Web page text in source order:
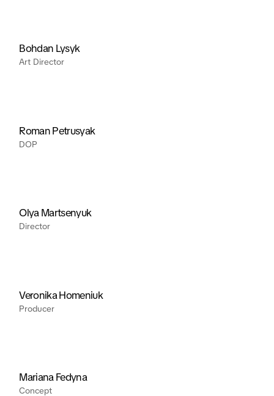
Bohdan Lysyk
Art Director
Roman Petrusyak
DOP
Olya Martsenyuk
Director
Veronika Homeniuk
Producer
Mariana Fedyna
Concept